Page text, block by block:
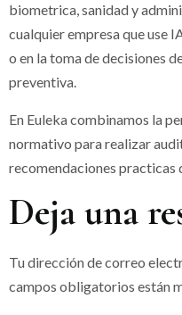
biometrica, sanidad y
cualquier empresa que use
o en la toma de decisiones
preventiva.
En Euleka combinamos la
normativo para realizar
recomendaciones practicas
Deja una
Tu dirección de correo
campos obligatorios están